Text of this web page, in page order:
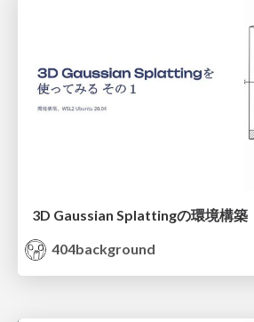
404background